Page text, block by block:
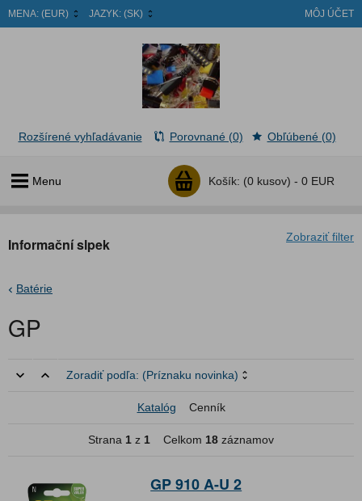
MENA: (EUR) JAZYK: (SK) MÔJ ÚČET
Menu Košík: (0 kusov) - 0 EUR
Rozšírené vyhľadávanie Porovnané (0) Obľúbené (0)
Zobraziť filter
Informační slpek
Batérie
GP
Zoradiť podľa: (Príznaku novinka)
Katalóg Cenník
Strana 1 z 1 Celkom 18 záznamov
GP 910 A-U 2